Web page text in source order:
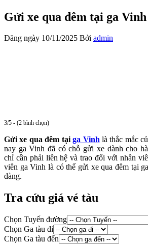
Gửi xe qua đêm tại ga Vinh
Đăng ngày 10/11/2025 Bởi admin
3/5 - (2 bình chọn)
Gửi xe qua đêm tạiga Vinhlà thắc mắc
nay ga Vinh đã có chỗ gửi xe dành cho
chỉ cần phải liên hệ và trao đổi với nhân
viên ga Vinh là có thể gửi xe qua đêm tại
dàng.
Tra cứu giá vé tàu
Chọn Tuyến đường
Chọn Ga tàu đi
Chọn Ga tàu đến